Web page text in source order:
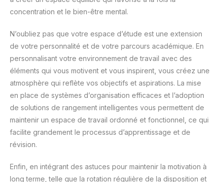
concentration et le bien-être mental.
N’oubliez pas que votre espace d’étude est une extension
de votre personnalité et de votre parcours académique. En
personnalisant votre environnement de travail avec des
éléments qui vous motivent et vous inspirent, vous créez une
atmosphère qui reflète vos objectifs et aspirations. La mise
en place de systèmes d’organisation efficaces et l’adoption
de solutions de rangement intelligentes vous permettent de
maintenir un espace de travail ordonné et fonctionnel, ce qui
facilite grandement le processus d’apprentissage et de
révision.
Enfin, en intégrant des astuces pour maintenir la motivation à
long terme, telle que la rotation régulière de la disposition et